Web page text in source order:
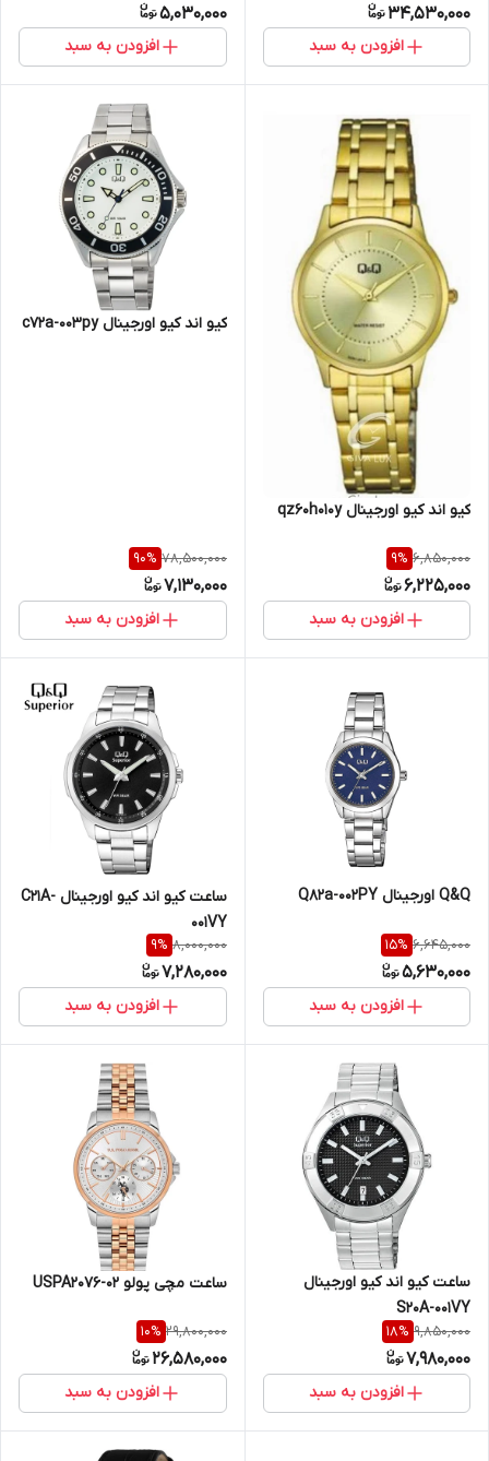
34,530,000
افزودن به سبد
5,030,000
افزودن به سبد
کیو اند کیو اورجینال qz60h010y
6,850,000
9%
6,225,000
افزودن به سبد
کیو اند کیو اورجینال c72a-003py
78,500,000
90%
7,130,000
افزودن به سبد
Q&Q اورجینال Q82a-002PY
6,645,000
15%
5,630,000
افزودن به سبد
ساعت کیو اند کیو اورجینال C21A-
001VY
8,000,000
9%
7,280,000
افزودن به سبد
ساعت کیو اند کیو اورجینال
S20A-001VY
9,850,000
18%
7,980,000
افزودن به سبد
ساعت مچی پولو USPA2076-02
29,800,000
10%
26,580,000
افزودن به سبد